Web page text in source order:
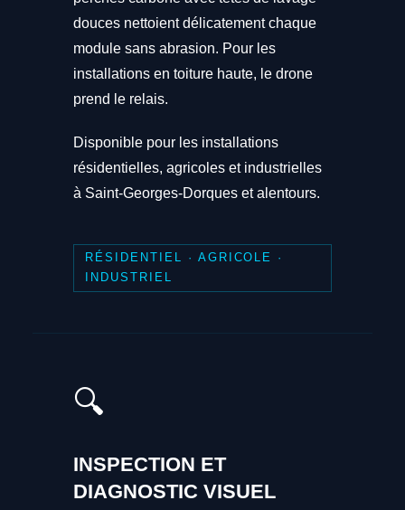
douces nettoient délicatement chaque
module sans abrasion. Pour les
installations en toiture haute, le drone
prend le relais.
Disponible pour les installations
résidentielles, agricoles et industrielles
à Saint-Georges-Dorques et alentours.
RÉSIDENTIEL · AGRICOLE ·
INDUSTRIEL
🔍
INSPECTION ET
DIAGNOSTIC VISUEL